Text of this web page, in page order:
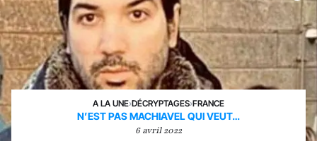
A LA UNE›DÉCRYPTAGES›FRANCE
N’EST PAS MACHIAVEL QUI VEUT…
6 avril 2022